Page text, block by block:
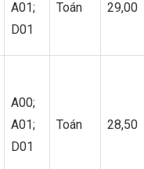
A01;
D01
Toán 29,00
A00;
A01;
D01
Toán 28,50